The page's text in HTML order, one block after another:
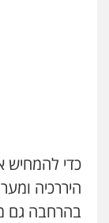
כדי להמחיש
היררכיה
בהרחבה גם